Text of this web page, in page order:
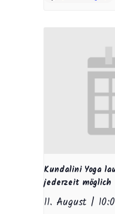
Kundalini Yoga
jederzeit möglich
11. August |